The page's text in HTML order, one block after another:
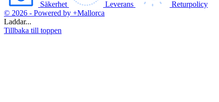
Säkerhet Leverans
Returpolicy
© 2026 - Powered by +Mallorca
Laddar...
Tillbaka till toppen